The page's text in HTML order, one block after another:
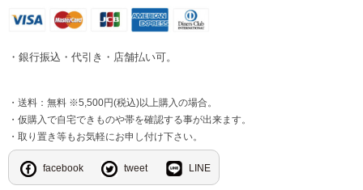
・銀行振込・代引き・店舗払い可。
・送料：無料 ※5,500円(税込)以上購入の場合。
・仮購入で自宅できものや帯を確認する事が出来ます。
・取り置き等もお気軽にお申し付け下さい。
facebook tweet LINE